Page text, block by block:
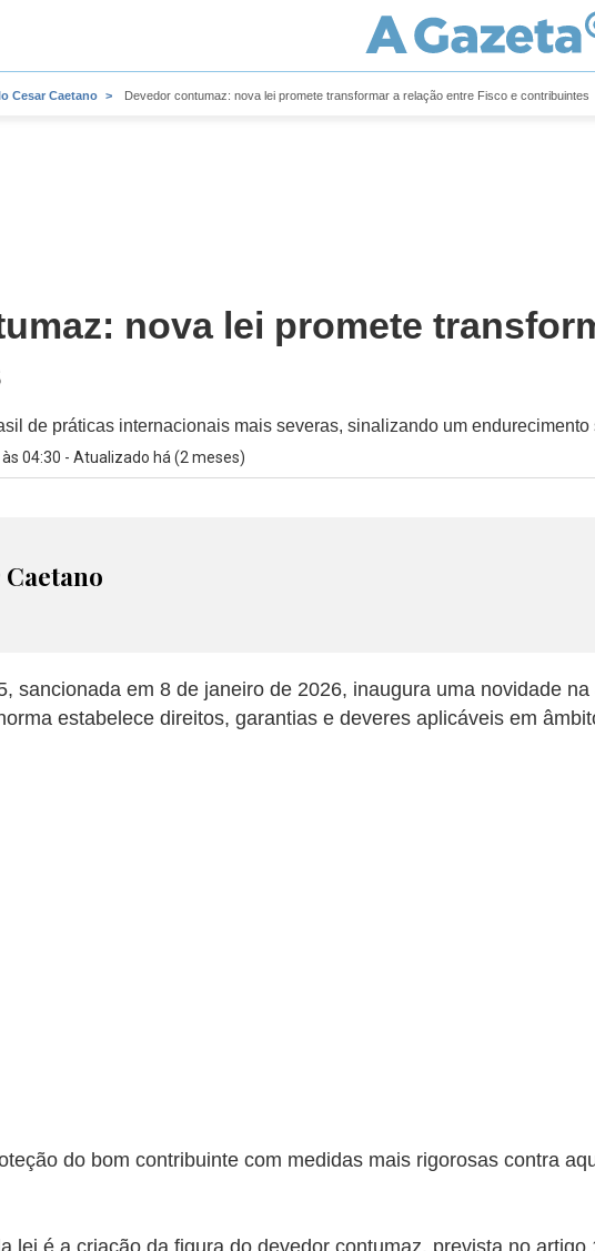
Cesar Caetano Devedor contumaz: nova lei promete transformar a relação entre Fisco e contribuintes
nova lei promete
de práticas internacionais mais severas, sinalizando um
04:30 - Atualizado há (2 meses)
sancionada em 8 de janeiro de 2026, inaugura uma novidade
estabelece direitos, garantias e deveres aplicáveis em
do bom contribuinte com medidas mais rigorosas contra
lei é a criação da figura do devedor contumaz, prevista no